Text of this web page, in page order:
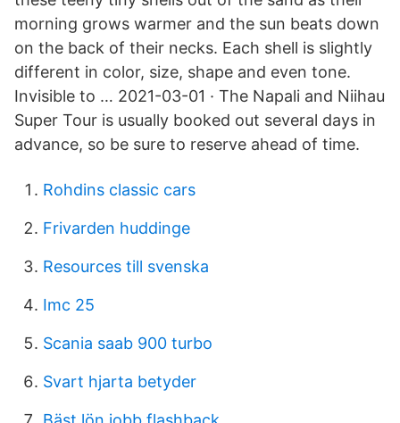
morning grows warmer and the sun beats down
on the back of their necks. Each shell is slightly
different in color, size, shape and even tone.
Invisible to … 2021-03-01 · The Napali and Niihau
Super Tour is usually booked out several days in
advance, so be sure to reserve ahead of time.
Rohdins classic cars
Frivarden huddinge
Resources till svenska
Imc 25
Scania saab 900 turbo
Svart hjarta betyder